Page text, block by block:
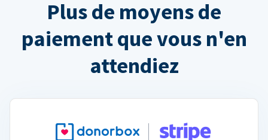
Plus de moyens de
paiement que vous n'en
attendiez